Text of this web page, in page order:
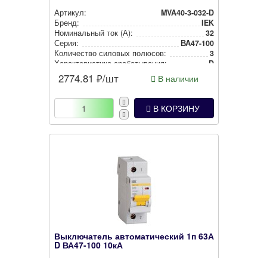
Артикул:
MVA40-3-032-D
Бренд:
IEK
Номи­наль­ный ток (А):
32
Серия:
ВА47-100
Количество силовых полюсов:
3
Харак­те­рис­ти­ка сра­ба­ты­ва­ния:
D
2774.81 ₽/шт В наличии
В КОРЗИНУ
Выключатель автоматический 1п 63А
D ВА47-100 10кА